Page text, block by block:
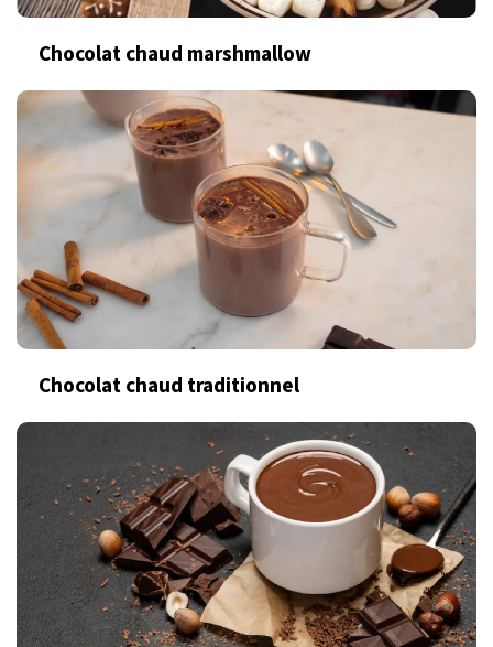
Chocolat chaud marshmallow
Chocolat chaud traditionnel